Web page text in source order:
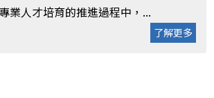
業人才培育的推進過程中，...
了解更多